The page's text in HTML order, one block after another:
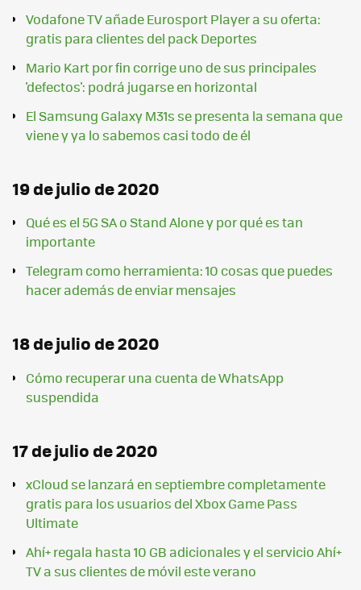
Vodafone TV añade Eurosport Player a su oferta:
gratis para clientes del pack Deportes
Mario Kart por fin corrige uno de sus principales
'defectos': podrá jugarse en horizontal
El Samsung Galaxy M31s se presenta la semana que
viene y ya lo sabemos casi todo de él
19 de julio de 2020
Qué es el 5G SA o Stand Alone y por qué es tan
importante
Telegram como herramienta: 10 cosas que puedes
hacer además de enviar mensajes
18 de julio de 2020
Cómo recuperar una cuenta de WhatsApp
suspendida
17 de julio de 2020
xCloud se lanzará en septiembre completamente
gratis para los usuarios del Xbox Game Pass
Ultimate
Ahí+ regala hasta 10 GB adicionales y el servicio Ahí+
TV a sus clientes de móvil este verano